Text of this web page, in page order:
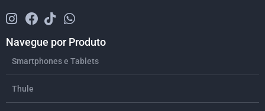
Navegue por Produto
Smartphones e Tablets
Thule